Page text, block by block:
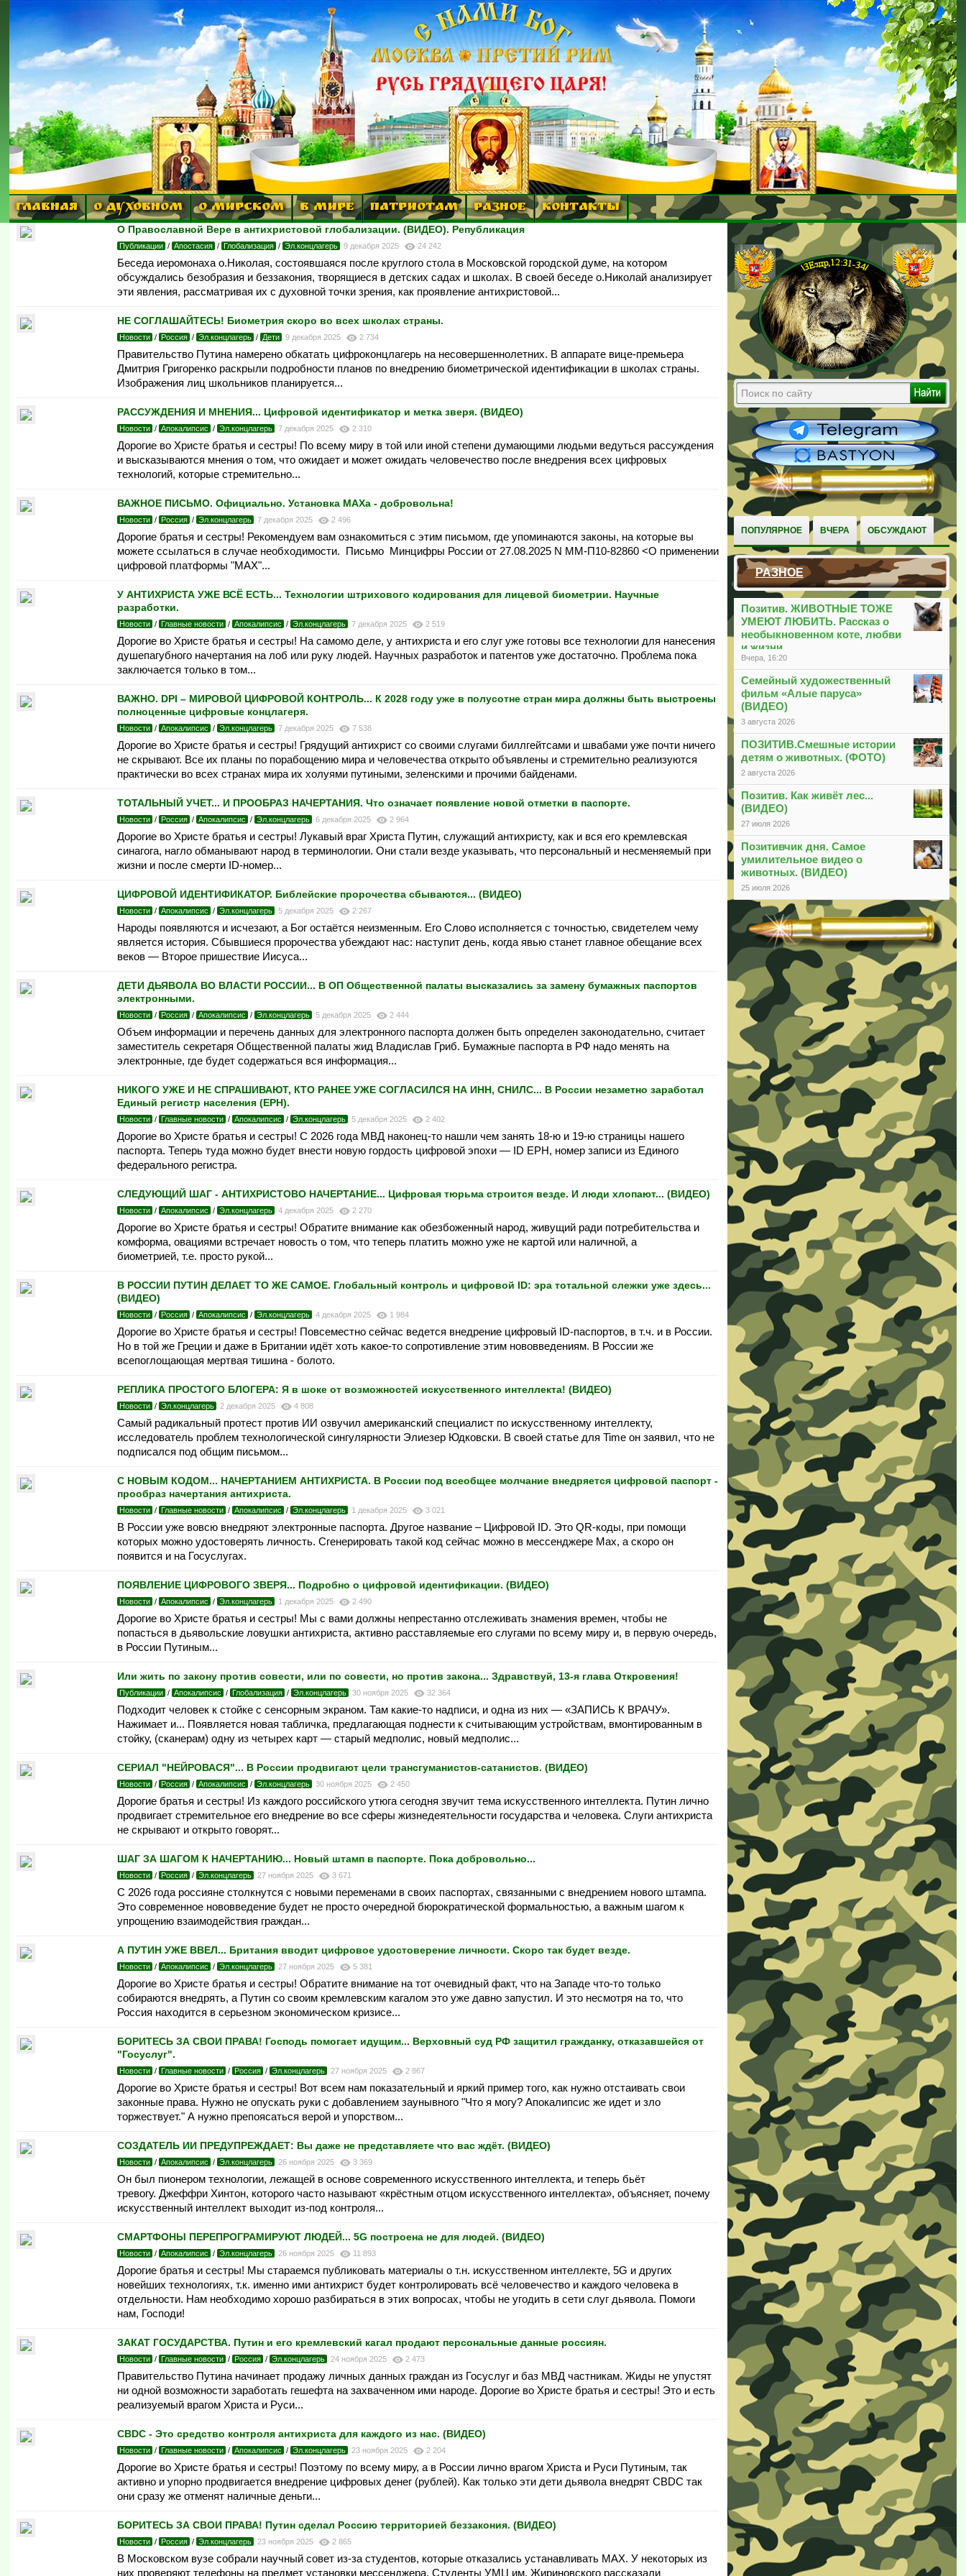
ГЛАВНАЯ О ДУХОВНОМ О МИРСКОМ В МИРЕ ПАТРИОТАМ РАЗНОЕ КОНТАКТЫ
ПОПУЛЯРНОЕ ВЧЕРА ОБСУЖДАЮТ
РАЗНОЕ
Позитив. ЖИВОТНЫЕ ТОЖЕ
УМЕЮТ ЛЮБИТЬ. Рассказ о
необыкновенном коте, любви
и жизни
Вчера, 16:20
Семейный художественный
фильм «Алые паруса»
(ВИДЕО)
3 августа 2026
ПОЗИТИВ.Смешные истории
детям о животных. (ФОТО)
2 августа 2026
Позитив. Как живёт лес...
(ВИДЕО)
27 июля 2026
Позитивчик дня. Самое
умилительное видео о
животных. (ВИДЕО)
25 июля 2026
О Православной Вере в антихристовой глобализации. (ВИДЕО). Републикация
Публикации / Апостасия / Глобализация / Эл.концлагерь 9 декабря 2025 24 242
Беседа иеромонаха о.Николая, состоявшаяся после круглого стола в Московской городской думе, на котором
обсуждались безобразия и беззакония, творящиеся в детских садах и школах. В своей беседе о.Николай анализирует
эти явления, рассматривая их с духовной точки зрения, как проявление антихристовой...
НЕ СОГЛАШАЙТЕСЬ! Биометрия скоро во всех школах страны.
Новости / Россия / Эл.концлагерь / Дети 9 декабря 2025 2 734
Правительство Путина намерено обкатать цифроконцлагерь на несовершеннолетних. В аппарате вице-премьера
Дмитрия Григоренко раскрыли подробности планов по внедрению биометрической идентификации в школах страны.
Изображения лиц школьников планируется...
РАССУЖДЕНИЯ И МНЕНИЯ... Цифровой идентификатор и метка зверя. (ВИДЕО)
Новости / Апокалипсис / Эл.концлагерь 7 декабря 2025 2 310
Дорогие во Христе братья и сестры! По всему миру в той или иной степени думающими людьми ведуться рассуждения
и высказываются мнения о том, что ожидает и может ожидать человечество после внедрения всех цифровых
технологий, которые стремительно...
ВАЖНОЕ ПИСЬМО. Официально. Установка МАХа - добровольна!
Новости / Россия / Эл.концлагерь 7 декабря 2025 2 496
Дорогие братья и сестры! Рекомендуем вам ознакомиться с этим письмом, где упоминаются законы, на которые вы
можете ссылаться в случае необходимости. Письмо Минцифры России от 27.08.2025 N ММ-П10-82860 <О применении
цифровой платформы "MAX"...
У АНТИХРИСТА УЖЕ ВСЁ ЕСТЬ... Технологии штрихового кодирования для лицевой биометрии. Научные
разработки.
Новости / Главные новости / Апокалипсис / Эл.концлагерь 7 декабря 2025 2 519
Дорогие во Христе братья и сестры! На самомо деле, у антихриста и его слуг уже готовы все технологии для нанесения
душепагубного начертания на лоб или руку людей. Научных разработок и патентов уже достаточно. Проблема пока
заключается только в том...
ВАЖНО. DPI – МИРОВОЙ ЦИФРОВОЙ КОНТРОЛЬ... К 2028 году уже в полусотне стран мира должны быть выстроены
полноценные цифровые концлагеря.
Новости / Апокалипсис / Эл.концлагерь 7 декабря 2025 7 538
Дорогие во Христе братья и сестры! Грядущий антихрист со своими слугами биллгейтсами и швабами уже почти ничего
не скрывают. Все их планы по порабощению мира и человечества открыто объявлены и стремительно реализуются
практически во всех странах мира их холуями путиными, зеленскими и прочими байденами.
ТОТАЛЬНЫЙ УЧЕТ... И ПРООБРАЗ НАЧЕРТАНИЯ. Что означает появление новой отметки в паспорте.
Новости / Россия / Апокалипсис / Эл.концлагерь 6 декабря 2025 2 964
Дорогие во Христе братья и сестры! Лукавый враг Христа Путин, служащий антихристу, как и вся его кремлевская
синагога, нагло обманывают народ в терминологии. Они стали везде указывать, что персональный и несменяемый при
жизни и после смерти ID-номер...
ЦИФРОВОЙ ИДЕНТИФИКАТОР. Библейские пророчества сбываются... (ВИДЕО)
Новости / Апокалипсис / Эл.концлагерь 5 декабря 2025 2 267
Народы появляются и исчезают, а Бог остаётся неизменным. Его Слово исполняется с точностью, свидетелем чему
является история. Сбывшиеся пророчества убеждают нас: наступит день, когда явью станет главное обещание всех
веков — Второе пришествие Иисуса...
ДЕТИ ДЬЯВОЛА ВО ВЛАСТИ РОССИИ... В ОП Общественной палаты высказались за замену бумажных паспортов
электронными.
Новости / Россия / Апокалипсис / Эл.концлагерь 5 декабря 2025 2 444
Объем информации и перечень данных для электронного паспорта должен быть определен законодательно, считает
заместитель секретаря Общественной палаты жид Владислав Гриб. Бумажные паспорта в РФ надо менять на
электронные, где будет содержаться вся информация...
НИКОГО УЖЕ И НЕ СПРАШИВАЮТ, КТО РАНЕЕ УЖЕ СОГЛАСИЛСЯ НА ИНН, СНИЛС... В России незаметно заработал
Единый регистр населения (ЕРН).
Новости / Главные новости / Апокалипсис / Эл.концлагерь 5 декабря 2025 2 402
Дорогие во Христе братья и сестры! С 2026 года МВД наконец-то нашли чем занять 18-ю и 19-ю страницы нашего
паспорта. Теперь туда можно будет внести новую гордость цифровой эпохи — ID ЕРН, номер записи из Единого
федерального регистра.
СЛЕДУЮЩИЙ ШАГ - АНТИХРИСТОВО НАЧЕРТАНИЕ... Цифровая тюрьма строится везде. И люди хлопают... (ВИДЕО)
Новости / Апокалипсис / Эл.концлагерь 4 декабря 2025 2 270
Дорогие во Христе братья и сестры! Обратите внимание как обезбоженный народ, живущий ради потребительства и
комформа, овациями встречает новость о том, что теперь платить можно уже не картой или наличной, а
биометрией, т.е. просто рукой...
В РОССИИ ПУТИН ДЕЛАЕТ ТО ЖЕ САМОЕ. Глобальный контроль и цифровой ID: эра тотальной слежки уже здесь...
(ВИДЕО)
Новости / Россия / Апокалипсис / Эл.концлагерь 4 декабря 2025 1 984
Дорогие во Христе братья и сестры! Повсеместно сейчас ведется внедрение цифровый ID-паспортов, в т.ч. и в России.
Но в той же Греции и даже в Британии идёт хоть какое-то сопротивление этим нововведениям. В России же
всепоглощающая мертвая тишина - болото.
РЕПЛИКА ПРОСТОГО БЛОГЕРА: Я в шоке от возможностей искусственного интеллекта! (ВИДЕО)
Новости / Эл.концлагерь 2 декабря 2025 4 808
Самый радикальный протест против ИИ озвучил американский специалист по искусственному интеллекту,
исследователь проблем технологической сингулярности Элиезер Юдковски. В своей статье для Time он заявил, что не
подписался под общим письмом...
С НОВЫМ КОДОМ... НАЧЕРТАНИЕМ АНТИХРИСТА. В России под всеобщее молчание внедряется цифровой паспорт -
прообраз начертания антихриста.
Новости / Главные новости / Апокалипсис / Эл.концлагерь 1 декабря 2025 3 021
В России уже вовсю внедряют электронные паспорта. Другое название – Цифровой ID. Это QR-коды, при помощи
которых можно удостоверять личность. Сгенерировать такой код сейчас можно в мессенджере Max, а скоро он
появится и на Госуслугах.
ПОЯВЛЕНИЕ ЦИФРОВОГО ЗВЕРЯ... Подробно о цифровой идентификации. (ВИДЕО)
Новости / Апокалипсис / Эл.концлагерь 1 декабря 2025 2 490
Дорогие во Христе братья и сестры! Мы с вами должны непрестанно отслеживать знамения времен, чтобы не
попасться в дьявольские ловушки антихриста, активно расставляемые его слугами по всему миру и, в первую очередь,
в России Путиным...
Или жить по закону против совести, или по совести, но против закона... Здравствуй, 13-я глава Откровения!
Публикации / Апокалипсис / Глобализация / Эл.концлагерь 30 ноября 2025 32 364
Подходит человек к стойке с сенсорным экраном. Там какие-то надписи, и одна из них — «ЗАПИСЬ К ВРАЧУ».
Нажимает и... Появляется новая табличка, предлагающая поднести к считывающим устройствам, вмонтированным в
стойку, (сканерам) одну из четырех карт — старый медполис, новый медполис...
СЕРИАЛ "НЕЙРОВАСЯ"... В России продвигают цели трансгуманистов-сатанистов. (ВИДЕО)
Новости / Россия / Апокалипсис / Эл.концлагерь 30 ноября 2025 2 450
Дорогие братья и сестры! Из каждого российского утюга сегодня звучит тема искусственного интеллекта. Путин лично
продвигает стремительное его внедрение во все сферы жизнедеятельности государства и человека. Слуги антихриста
не скрывают и открыто говорят...
ШАГ ЗА ШАГОМ К НАЧЕРТАНИЮ... Новый штамп в паспорте. Пока добровольно...
Новости / Россия / Эл.концлагерь 27 ноября 2025 3 671
С 2026 года россияне столкнутся с новыми переменами в своих паспортах, связанными с внедрением нового штампа.
Это современное нововведение будет не просто очередной бюрократической формальностью, а важным шагом к
упрощению взаимодействия граждан...
А ПУТИН УЖЕ ВВЕЛ... Британия вводит цифровое удостоверение личности. Скоро так будет везде.
Новости / Апокалипсис / Эл.концлагерь 27 ноября 2025 5 381
Дорогие во Христе братья и сестры! Обратите внимание на тот очевидный факт, что на Западе что-то только
собираются внедрять, а Путин со своим кремлевским кагалом это уже давно запустил. И это несмотря на то, что
Россия находится в серьезном экономическом кризисе...
БОРИТЕСЬ ЗА СВОИ ПРАВА! Господь помогает идущим... Верховный суд РФ защитил гражданку, отказавшейся от
"Госуслуг".
Новости / Главные новости / Россия / Эл.концлагерь 27 ноября 2025 2 867
Дорогие во Христе братья и сестры! Вот всем нам показательный и яркий пример того, как нужно отстаивать свои
законные права. Нужно не опускать руки с добавлением заунывного "Что я могу? Апокалипсис же идет и зло
торжествует." А нужно препоясаться верой и упорством...
СОЗДАТЕЛЬ ИИ ПРЕДУПРЕЖДАЕТ: Вы даже не представляете что вас ждёт. (ВИДЕО)
Новости / Апокалипсис / Эл.концлагерь 26 ноября 2025 3 369
Он был пионером технологии, лежащей в основе современного искусственного интеллекта, и теперь бьёт
тревогу. Джеффри Хинтон, которого часто называют «крёстным отцом искусственного интеллекта», объясняет, почему
искусственный интеллект выходит из-под контроля...
СМАРТФОНЫ ПЕРЕПРОГРАМИРУЮТ ЛЮДЕЙ... 5G построена не для людей. (ВИДЕО)
Новости / Апокалипсис / Эл.концлагерь 26 ноября 2025 11 893
Дорогие братья и сестры! Мы стараемся публиковать материалы о т.н. искусственном интеллекте, 5G и других
новейших технологиях, т.к. именно ими антихрист будет контролировать всё человечество и каждого человека в
отдельности. Нам необходимо хорошо разбираться в этих вопросах, чтобы не угодить в сети слуг дьявола. Помоги
нам, Господи!
ЗАКАТ ГОСУДАРСТВА. Путин и его кремлевский кагал продают персональные данные россиян.
Новости / Главные новости / Россия / Эл.концлагерь 24 ноября 2025 2 473
Правительство Путина начинает продажу личных данных граждан из Госуслуг и баз МВД частникам. Жиды не упустят
ни одной возможности заработать гешефта на захваченном ими народе. Дорогие во Христе братья и сестры! Это и есть
реализуемый врагом Христа и Руси...
CBDC - Это средство контроля антихриста для каждого из нас. (ВИДЕО)
Новости / Главные новости / Апокалипсис / Эл.концлагерь 23 ноября 2025 2 204
Дорогие во Христе братья и сестры! Поэтому по всему миру, а в России лично врагом Христа и Руси Путиным, так
активно и упорно продвигается внедрение цифровых денег (рублей). Как только эти дети дьявола внедрят CBDC так
они сразу же отменят наличные деньги...
БОРИТЕСЬ ЗА СВОИ ПРАВА! Путин сделал Россию территорией беззакония. (ВИДЕО)
Новости / Россия / Эл.концлагерь 23 ноября 2025 2 865
В Московском вузе собрали научный совет из-за студентов, которые отказались устанавливать MAX. У некоторых из
них проверяют телефоны на предмет установки мессенджера. Студенты УМЦ им. Жириновского рассказали